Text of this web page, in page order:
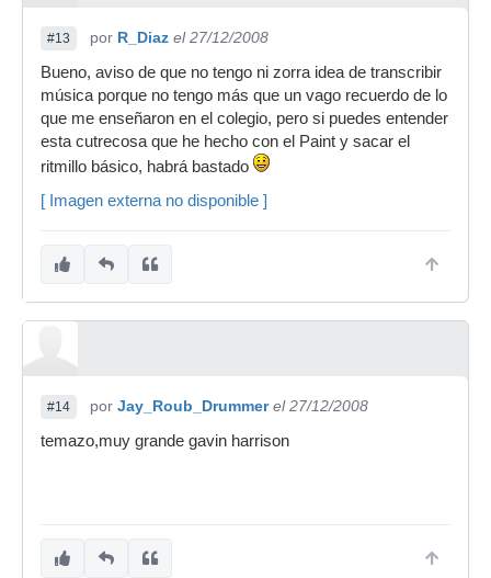
#13 por R_Diaz el 27/12/2008
Bueno, aviso de que no tengo ni zorra idea de transcribir
música porque no tengo más que un vago recuerdo de lo
que me enseñaron en el colegio, pero si puedes entender
esta cutrecosa que he hecho con el Paint y sacar el
ritmillo básico, habrá bastado
[ Imagen externa no disponible ]
#14 por Jay_Roub_Drummer el 27/12/2008
temazo,muy grande gavin harrison